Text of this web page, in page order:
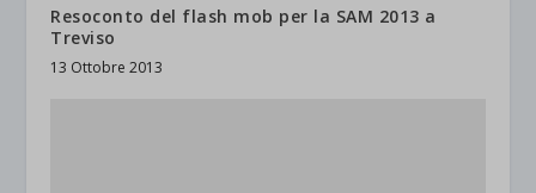
Resoconto del flash mob per la SAM 2013 a
Treviso
13 Ottobre 2013